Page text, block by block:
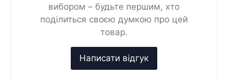
вибором – будьте першим, хто
поділиться своєю думкою про цей
товар.